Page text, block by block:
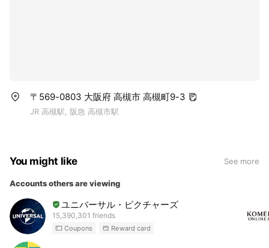
〒569-0803 大阪府 高槻市 高槻町9-3
JR 高槻駅, 阪急 高槻市駅
You might like See more
Accounts others are viewing
ユニバーサル・ピクチャーズ
15,390,301 friends
Coupons Reward card